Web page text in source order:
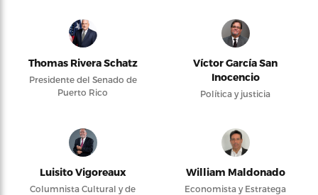
Thomas Rivera Schatz
Presidente del Senado de
Puerto Rico
Víctor García San
Inocencio
Política y justicia
Luisito Vigoreaux
Columnista Cultural y de
William Maldonado
Economista y Estratega